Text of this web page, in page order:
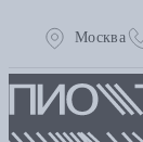
Москва